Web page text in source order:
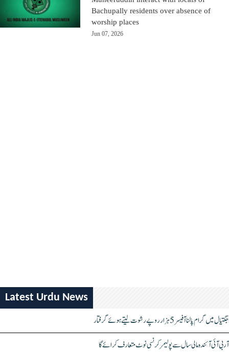
Bachupally residents over absence of
worship places
Jun 07, 2026
Latest Urdu News
جگتیال میں گرام پالنا آفیسر 5 ہزار روپے رشوت لیتے ہوئے گرفتار
آر بی آئی آئندہ مالی سال سے پولیمر کرنسی نوٹ متعارف کرائے گا